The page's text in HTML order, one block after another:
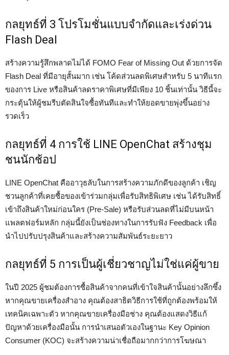
กลยุทธ์ที่ 3 โปรโมชั่นแบบจำกัดและเร่งด่วน
Flash Deal
สร้างความรู้สึกพลาดไม่ได้ FOMO Fear of Missing Out ด้วยการจัด
Flash Deal ที่มีอายุสั้นมาก เช่น โค้ดส่วนลดพิเศษสำหรับ 5 นาทีแรก
ของการ Live หรือสินค้าลดราคาพิเศษที่มีเพียง 10 ชิ้นเท่านั้น วิธีนี้จะ
กระตุ้นให้ผู้ชมรีบตัดสินใจซื้อทันทีและทำให้ยอดขายพุ่งขึ้นอย่าง
รวดเร็ว
กลยุทธ์ที่ 4 การใช้ LINE OpenChat สร้างชุม
ชนนักช้อป
LINE OpenChat คืออาวุธลับในการสร้างความภักดีของลูกค้า เชิญ
ชวนลูกค้าที่เคยซื้อของเข้าร่วมกลุ่มเพื่อรับสิทธิพิเศษ เช่น ได้รับสิทธิ์
เข้าถึงสินค้าใหม่ก่อนใคร (Pre-Sale) หรือรับส่วนลดที่ไม่มีบนหน้า
แพลตฟอร์มหลัก กลุ่มนี้ยังเป็นช่องทางในการรับฟัง Feedback เพื่อ
นำไปปรับปรุงสินค้าและสร้างความสัมพันธ์ระยะยาว
กลยุทธ์ที่ 5 การเป็นผู้เชี่ยวชาญไม่ใช่แค่ผู้ขาย
ในปี 2025 ผู้ชมต้องการซื้อสินค้าจากคนที่เข้าใจสินค้านั้นอย่างลึกซึ้ง
หากคุณขายเครื่องสำอาง คุณต้องสาธิตวิธีการใช้ที่ถูกต้องพร้อมให้
เทคนิคเฉพาะตัว หากคุณขายเครื่องมือช่าง คุณต้องแสดงวิธีแก้
ปัญหาด้วยเครื่องมือนั้น การนำเสนอตัวเองในฐานะ Key Opinion
Consumer (KOC) จะสร้างความน่าเชื่อถือมากกว่าการโฆษณา